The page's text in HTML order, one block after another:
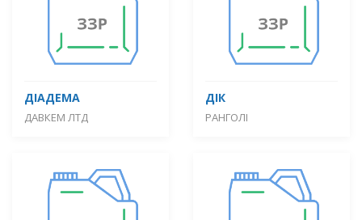
ДІАДЕМА
ДАВКЕМ ЛТД
ДІК
РАНГОЛІ